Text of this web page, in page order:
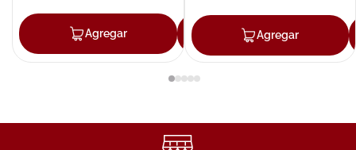
Agregar Agregar
Agregar